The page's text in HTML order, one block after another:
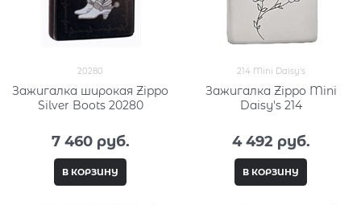
20280
Зажигалка широкая Zippo
Silver Boots 20280
7 460 руб.
В КОРЗИНУ
214 Mini Daisy's
Зажигалка Zippo Mini
Daisy's 214
4 492 руб.
В КОРЗИНУ